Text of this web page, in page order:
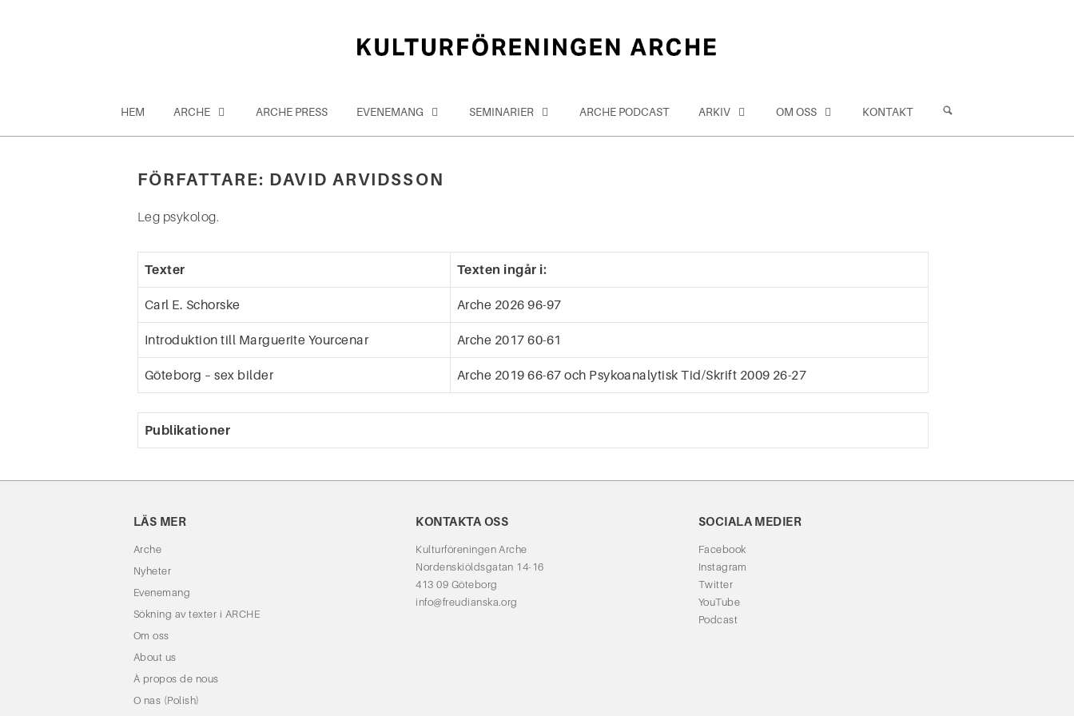
HEM ARCHE ARCHE PRESS EVENEMANG SEMINARIER ARCHE PODCAST ARKIV OM OSS KONTAKT
Sök
FÖRFATTARE: DAVID ARVIDSSON
Leg psykolog.
Texter Texten ingår i:
Carl E. Schorske Arche 2026 96-97
Introduktion till Marguerite Yourcenar Arche 2017 60-61
Göteborg – sex bilder Arche 2019 66-67 och Psykoanalytisk Tid/Skrift 2009 26-27
Publikationer
LÄS MER
Arche
Nyheter
Evenemang
Sökning av texter i ARCHE
Om oss
About us
À propos de nous
O nas (Polish)
KONTAKTA OSS
Kulturföreningen Arche
Nordenskiöldsgatan 14-16
413 09 Göteborg
info@freudianska.org
SOCIALA MEDIER
Facebook
Instagram
Twitter
YouTube
Podcast